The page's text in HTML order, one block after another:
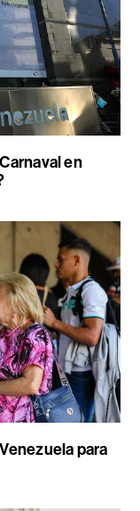
en
para